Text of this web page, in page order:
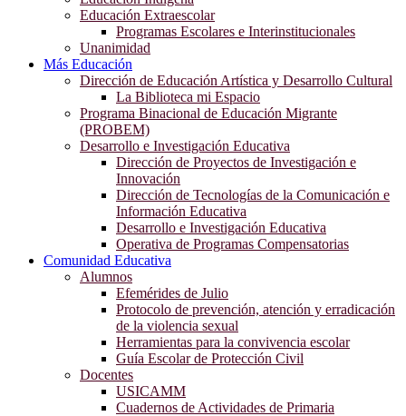
Educación Extraescolar
Programas Escolares e Interinstitucionales
Unanimidad
Más Educación
Dirección de Educación Artística y Desarrollo Cultural
La Biblioteca mi Espacio
Programa Binacional de Educación Migrante
(PROBEM)
Desarrollo e Investigación Educativa
Dirección de Proyectos de Investigación e
Innovación
Dirección de Tecnologías de la Comunicación e
Información Educativa
Desarrollo e Investigación Educativa
Operativa de Programas Compensatorias
Comunidad Educativa
Alumnos
Efemérides de Julio
Protocolo de prevención, atención y erradicación
de la violencia sexual
Herramientas para la convivencia escolar
Guía Escolar de Protección Civil
Docentes
USICAMM
Cuadernos de Actividades de Primaria